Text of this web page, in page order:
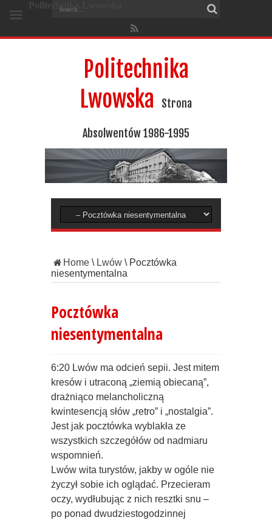
Politechnika
Lwowska
Strona
Absolwentów 1986-1995
Home \ Lwów \ Pocztówka
niesentymentalna
Pocztówka
niesentymentalna
6:20 Lwów ma odcień sepii. Jest mitem
kresów i utraconą „ziemią obiecaną”,
drażniąco melancholiczną
kwintesencją słów „retro” i „nostalgia”.
Jest jak pocztówka wyblakła ze
wszystkich szczegółów od nadmiaru
wspomnień.
Lwów wita turystów, jakby w ogóle nie
życzył sobie ich oglądać. Przecieram
oczy, wydłubując z nich resztki snu –
po ponad dwudziestogodzinnej
Politechnika Lwowska